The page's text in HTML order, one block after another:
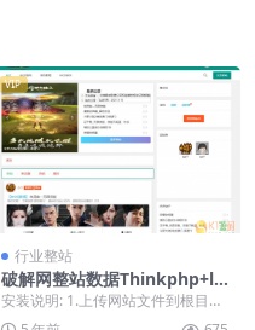
VIP
行业整站
破解网整站数据Thinkphp+la
yui版源码
安装说明: 1.上传网站文件到根目录
解压缩 2.上传sql文件到数据库 3.修